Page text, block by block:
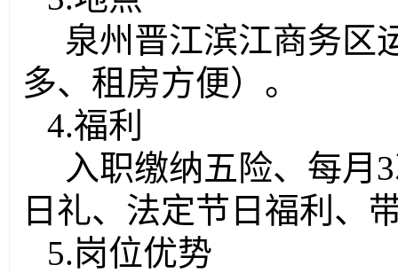
泉州晋江滨江商务区
多、租房方便）。
4.福利
入职缴纳五险、每月
日礼、法定节日福利、
5.岗位优势